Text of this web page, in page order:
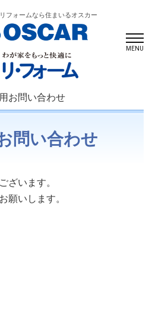
フォームなら住まいるオスカー
MENU
お問い合わせ
問い合わせ
ざいます。
願いします。